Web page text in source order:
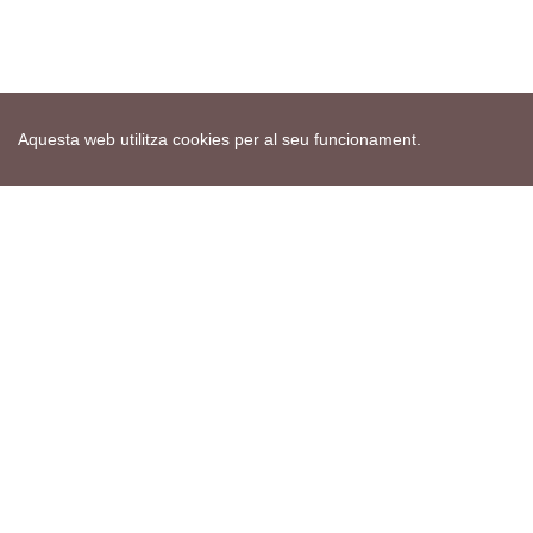
Aquesta web utilitza cookies per al seu funcionament.